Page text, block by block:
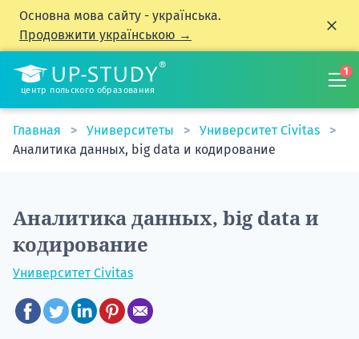
Основна мова сайту - українська.
Продовжити українською →
центр польского образования
1
Главная Университеты
Университет Civitas
Аналитика данных, big data и кодирование
Аналитика данных, big data и
кодирование
Университет Civitas